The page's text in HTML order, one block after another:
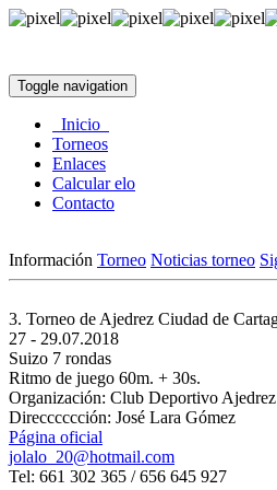
Toggle navigation
Inicio
Torneos
Enlaces
Calcular elo
Contacto
Información Torneo Noticias torneo
3. Torneo de Ajedrez Ciudad de
27 - 29.07.2018
Suizo 7 rondas
Ritmo de juego 60m. + 30s.
Organización: Club Deportivo
Direcccccción: José Lara Gómez
Página oficial
jolalo_20@hotmail.com
Tel: 661 302 365 / 656 645 927